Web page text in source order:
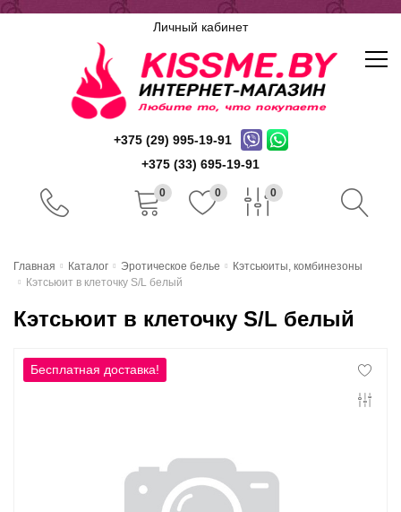
Личный кабинет
+375 (29) 995-19-91
+375 (33) 695-19-91
0 0 0
Доставка и оплата
Скидочная система
Гарантии и возврат
Главная Каталог Эротическое белье
Кэтсьюиты, комбинезоны
Кэтсьюит в клеточку S/L белый
Кэтсьюит в клеточку S/L белый